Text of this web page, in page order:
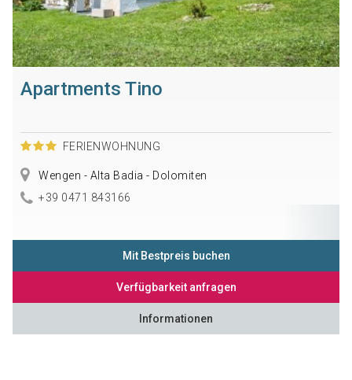
Apartments Tino
FERIENWOHNUNG
Wengen - Alta Badia - Dolomiten
+39 0471 843166
Mit Bestpreis buchen
Verfügbarkeit anfragen
Informationen